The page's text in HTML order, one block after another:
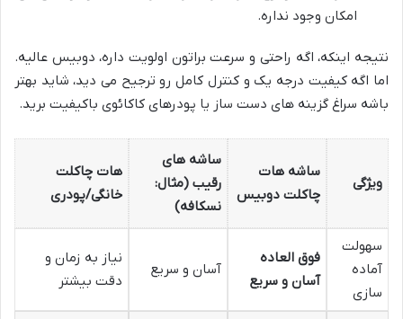
امکان وجود نداره.
نتیجه اینکه، اگه راحتی و سرعت براتون اولویت داره، دوبیس عالیه.
اما اگه کیفیت درجه یک و کنترل کامل رو ترجیح می دید، شاید بهتر
باشه سراغ گزینه های دست ساز یا پودرهای کاکائوی باکیفیت برید.
ویژگی
ساشه هات
چاکلت دوبیس
ساشه های
رقیب (مثال:
نسکافه)
هات چاکلت
خانگی/پودری
سهولت
آماده
سازی
فوق العاده
آسان و سریع
آسان و سریع
نیاز به زمان و
دقت بیشتر